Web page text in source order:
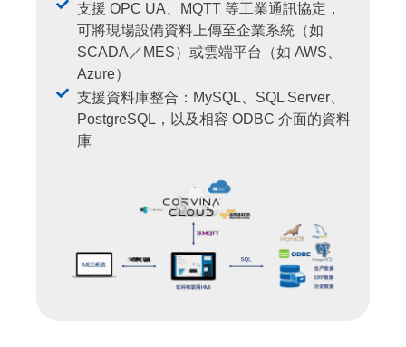
支援 OPC UA、MQTT 等工業通訊協定，
可將現場設備資料上傳至企業系統（如
SCADA／MES）或雲端平台（如 AWS、
Azure）
支援資料庫整合：MySQL、SQL Server、
PostgreSQL，以及相容 ODBC 介面的資料
庫